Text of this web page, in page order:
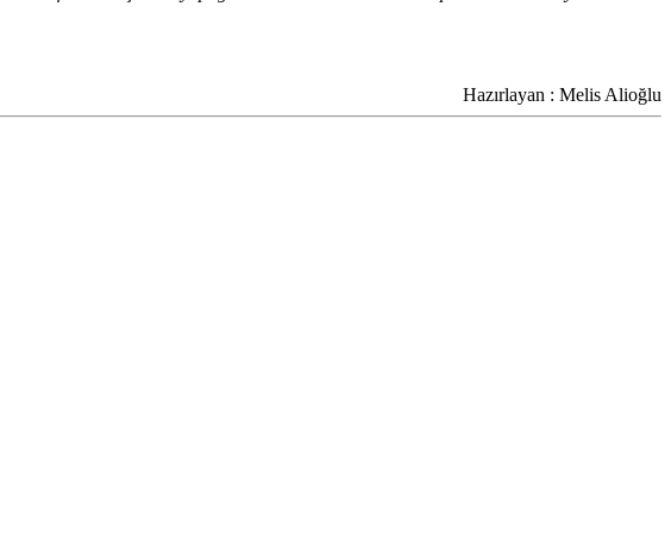
Hazırlayan : Melis Alioğlu